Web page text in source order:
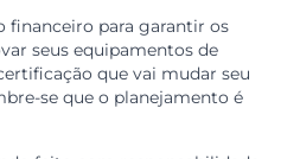
o valor total aumenta
veja se os prazos de
concluir o curso com
comprometer as